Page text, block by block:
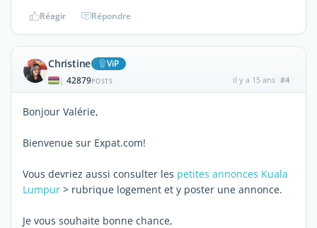
Réagir Répondre
Christine ViP
| 42879POSTS il y a 15 ans #4
Bonjour Valérie,
Bienvenue sur Expat.com!
Vous devriez aussi consulter les petites annonces Kuala
Lumpur > rubrique logement et y poster une annonce.
Je vous souhaite bonne chance,